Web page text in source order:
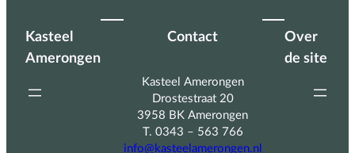
Kasteel
Amerongen
Contact
Kasteel Amerongen
Drostestraat 20
3958 BK Amerongen
T. 0343 – 563 766
info@kasteelamerongen.nl
Over
de site